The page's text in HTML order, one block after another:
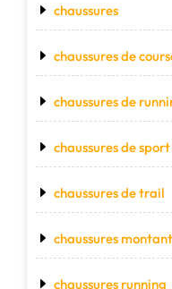
chaussures
chaussures de
chaussures de
chaussures de sport
chaussures de trail
chaussures
chaussures running